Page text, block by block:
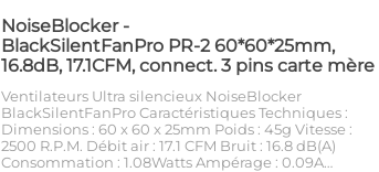
NoiseBlocker-
BlackSilentFanPro PR-2 60*60*25mm,
16.8dB, 17.1CFM, connect. 3 pins carte mère
Ventilateurs Ultra silencieux NoiseBlocker
BlackSilentFanPro Caractéristiques Techniques :
Dimensions : 60 x 60 x 25mm Poids : 45g Vitesse :
2500 R.P.M. Débit air : 17.1 CFM Bruit : 16.8 dB(A)
Consommation : 1.08Watts Ampérage : 0.09A…